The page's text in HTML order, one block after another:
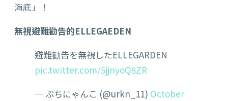
海底」！
無視避難勸告的ELLEGAEDEN
避難勧告を無視したELLEGARDEN
pic.twitter.com/5jjnyoQ8ZR
— ぶちにゃんこ (@urkn_11) October